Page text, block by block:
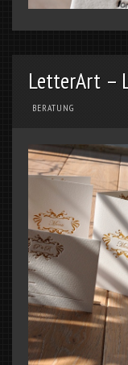
LetterArt –
BERATUNG